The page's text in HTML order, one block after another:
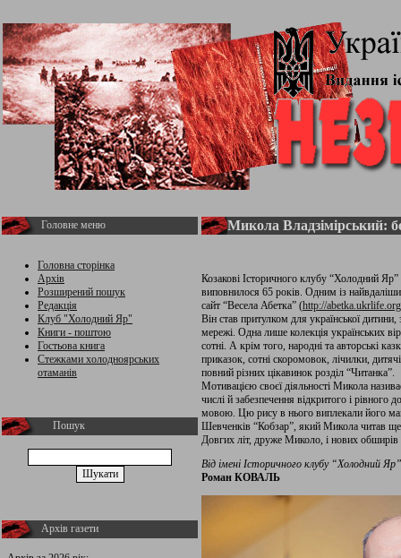
Головне меню
Головна сторінка
Архів
Розширений пошук
Редакція
Клуб "Холодний Яр"
Книги - поштою
Гостьова книга
Стежками холодноярських
отаманів
Пошук
Архів газети
Микола Владзімірський:
Козакові Історичного клубу “Холодний
виповнилося 65 років. Одним із
сайт “Весела Абетка” (http://abetka.ukrlife.org
Він став притулком для української
мережі. Одна лише колекція українських
сотні. А крім того, народні та авторські
приказок, сотні скоромовок, лічилки,
повний різних цікавинок розділ “Читанка”.
Мотивацією своєї діяльності Микола
числі й забезпечення відкритого і рівного
мовою. Цю рису в нього виплекали його
Шевченків “Кобзар”, який Микола читав
Довгих літ, друже Миколо, і нових обширів
Від імені Історичного клубу “Холодний
Роман КОВАЛЬ